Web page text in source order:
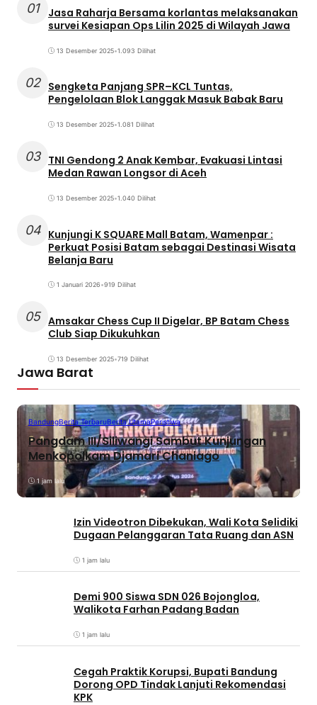
01
Jasa Raharja Bersama korlantas melaksanakan
survei Kesiapan Ops Lilin 2025 di Wilayah Jawa
13 Desember 2025•1.093 Dilihat
02 Sengketa Panjang SPR–KCL Tuntas,
Pengelolaan Blok Langgak Masuk Babak Baru
13 Desember 2025•1.081 Dilihat
03 TNI Gendong 2 Anak Kembar, Evakuasi Lintasi
Medan Rawan Longsor di Aceh
13 Desember 2025•1.040 Dilihat
04 Kunjungi K SQUARE Mall Batam, Wamenpar :
Perkuat Posisi Batam sebagai Destinasi Wisata
Belanja Baru
1 Januari 2026•919 Dilihat
05 Amsakar Chess Cup II Digelar, BP Batam Chess
Club Siap Dikukuhkan
13 Desember 2025•719 Dilihat
Jawa Barat
BandungBerita TerbaruBerita UtamaPeristiwa
Pangdam III/Siliwangi Sambut Kunjungan
Menkopolkam Djamari Chaniago
1 jam lalu
Izin Videotron Dibekukan, Wali Kota Selidiki
Dugaan Pelanggaran Tata Ruang dan ASN
1 jam lalu
Demi 900 Siswa SDN 026 Bojongloa,
Walikota Farhan Padang Badan
1 jam lalu
Cegah Praktik Korupsi, Bupati Bandung
Dorong OPD Tindak Lanjuti Rekomendasi
KPK